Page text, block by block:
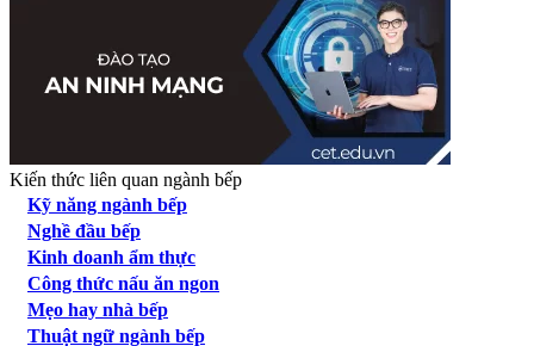
Kiến thức liên quan ngành bếp
Kỹ năng ngành bếp
Nghề đầu bếp
Kinh doanh ẩm thực
Công thức nấu ăn ngon
Mẹo hay nhà bếp
Thuật ngữ ngành bếp